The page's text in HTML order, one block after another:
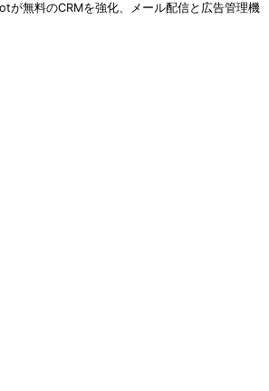
が無料のCRMを強化、メール配信と広告管理機